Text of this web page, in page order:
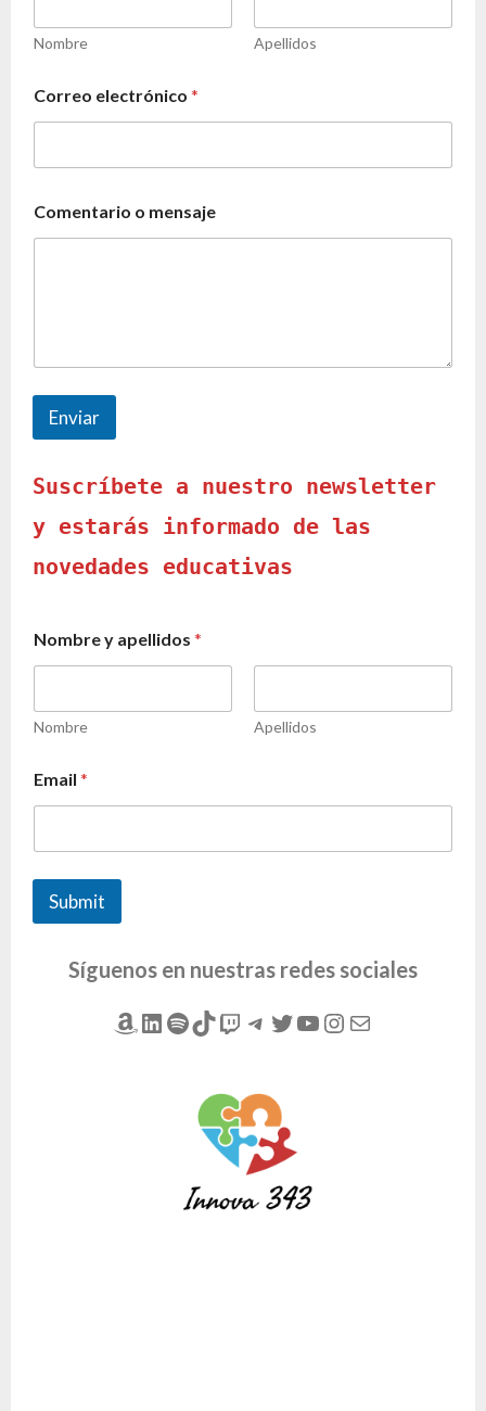
Nombre Apellidos
Correo electrónico *
Comentario o mensaje
Enviar
Suscríbete a nuestro newsletter
y estarás informado de las
novedades educativas
Nombre y apellidos *
Nombre Apellidos
Email *
Submit
Síguenos en nuestras redes sociales
Amazon
LinkedIn
Spotify
TikTok
Twitch
Telegram
Twitter
YouTube
Instagram
Correo electrónico